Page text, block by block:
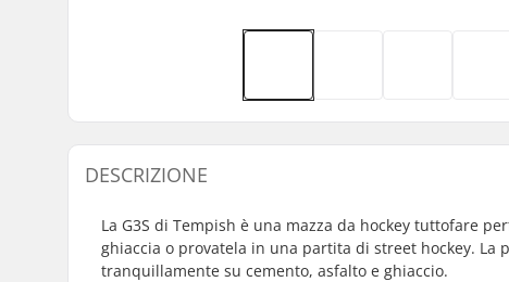
DESCRIZIONE
La G3S di Tempish è una mazza da hockey tuttofare
ghiaccia o provatela in una partita di street hockey.
tranquillamente su cemento, asfalto e ghiaccio.